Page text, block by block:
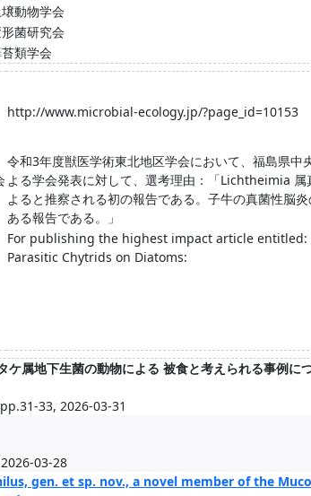
動物学会
菌研究会
類学会
http://www.microbial-ecology.jp/?page_id=10153
令和3年度獣医学術東北地区学会において、福島県中
よる学会発表に対して、選考理由：「Lichtheimia
よると推察される初の報告である。子牛の真菌性脳
ある報告である。」
For publishing the highest impact article entitled:
Parasitic Chytrids on Diatoms:
ケ属地下生菌の動物による 被食と考えられる事例に
33, 2026-03-31
03-28
gen. et sp. nov., a novel member of the